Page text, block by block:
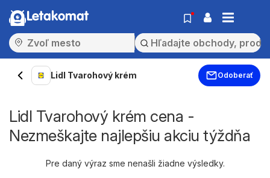
Letakomat
Lidl Tvarohový krém Odoberať
Lidl Tvarohový krém cena -
Nezmeškajte najlepšiu akciu týždňa
Pre daný výraz sme nenašli žiadne výsledky.